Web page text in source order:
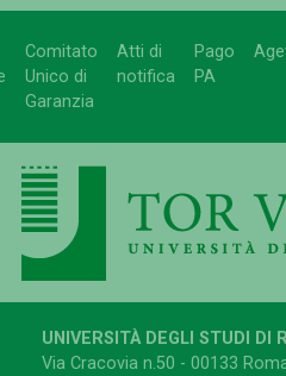
Comitato
Unico di
Garanzia
Atti di
notifica
Pago
PA
UNIVERSITÀ DEGLI STUDI DI
Via Cracovia n.50 - 00133